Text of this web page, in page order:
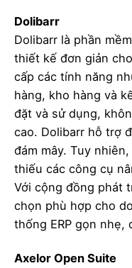
Dolibarr
Dolibarr là phần
thiết kế đơn giản
cấp các tính năng
hàng, kho hàng và
đặt và sử dụng,
cao. Dolibarr hỗ trợ
đám mây. Tuy
thiếu các công cụ
Với cộng đồng phát
chọn phù hợp cho
thống ERP gọn nhẹ,
Axelor Open Suite